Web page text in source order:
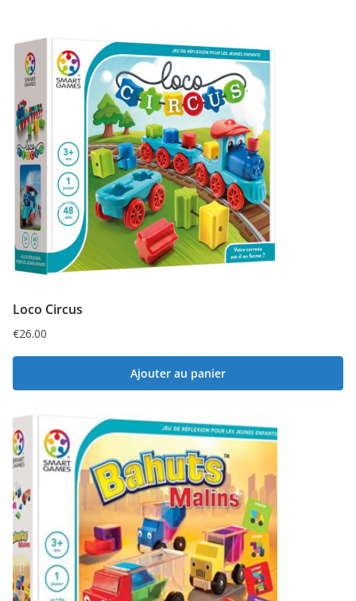
Loco Circus
€26.00
Ajouter au panier